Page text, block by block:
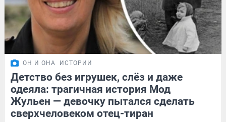
ОН И ОНА ИСТОРИИ
Детство без игрушек, слёз и даже
одеяла: трагичная история Мод
Жульен — девочку пытался сделать
сверхчеловеком отец-тиран